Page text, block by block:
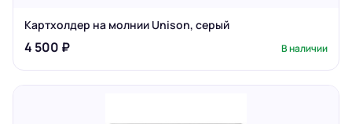
Картхолдер на молнии Unison, серый
4 500 ₽ В наличии